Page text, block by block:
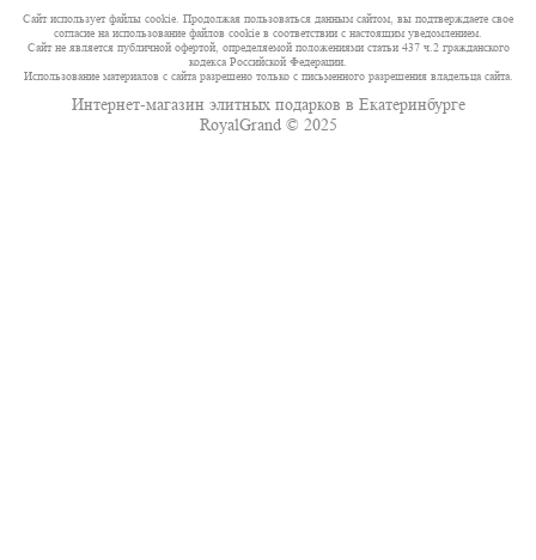
Сайт использует файлы cookie. Продолжая пользоваться данным сайтом, вы подтверждаете свое
согласие на использование файлов cookie в соответствии с настоящим уведомлением.
Сайт не является публичной офертой, определяемой положениями статьи 437 ч.2 гражданского
кодекса Российской Федерации.
Использование материалов с сайта разрешено только с письменного разрешения владельца сайта.
Интернет-магазин элитных подарков в Екатеринбурге
RoyalGrand © 2025